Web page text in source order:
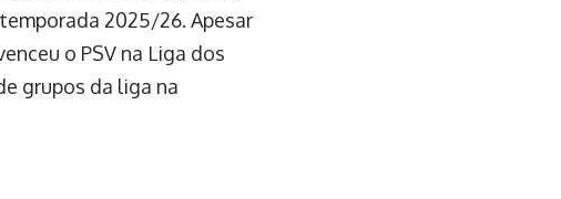
2025/26. Apesar
o PSV na Liga dos
grupos da liga na